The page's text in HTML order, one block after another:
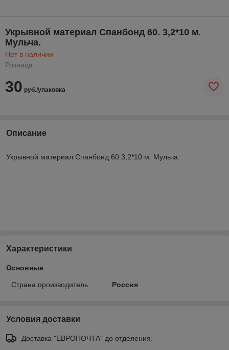
Укрывной материал Спанбонд 60. 3,2*10 м.
Мульча.
Нет в наличии
Розница
30 руб./упаковка
Описание
Укрывной материал Спанбонд 60.3,2*10 м. Мульча.
Характеристики
Основные
Страна производитель Россия
Условия доставки
Доставка "ЕВРОПОЧТА" до отделения.